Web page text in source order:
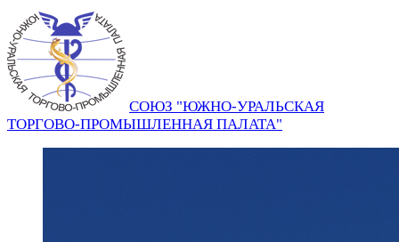
СОЮЗ "ЮЖНО-УРАЛЬСКАЯ
ТОРГОВО-ПРОМЫШЛЕННАЯ ПАЛАТА"